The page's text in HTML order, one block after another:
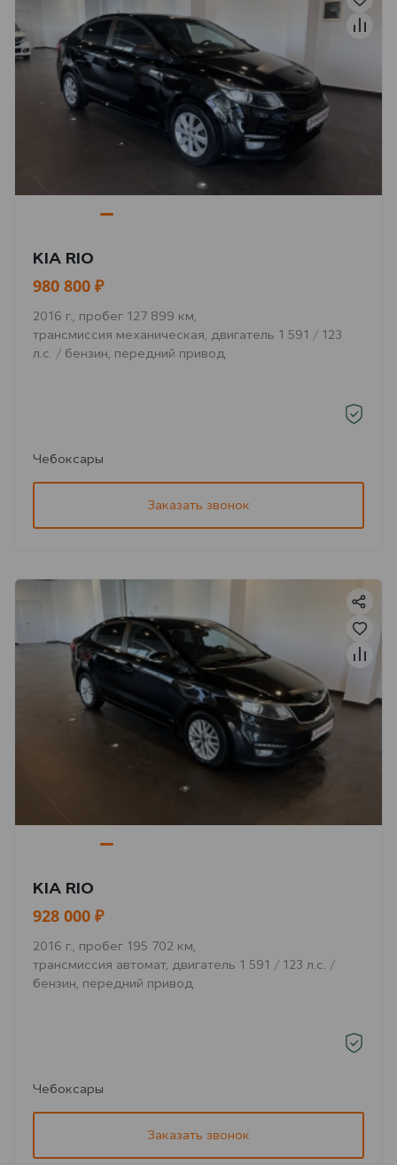
KIA RIO
980 800 ₽
2016 г., пробег 127 899 км,
трансмиссия механическая, двигатель 1 591 / 123
л.с. / бензин, передний привод
Чебоксары
Заказать звонок
KIA RIO
928 000 ₽
2016 г., пробег 195 702 км,
трансмиссия автомат, двигатель 1 591 / 123 л.с. /
бензин, передний привод
Чебоксары
Заказать звонок